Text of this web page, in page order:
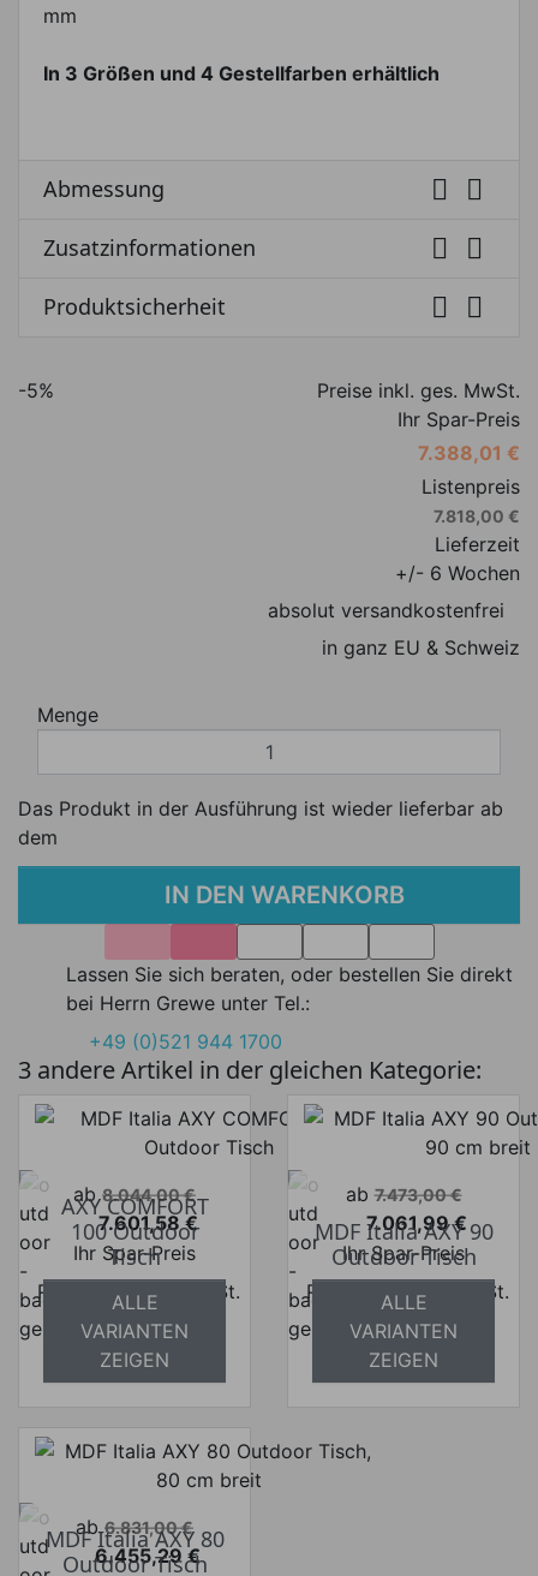
mm
In 3 Größen und 4 Gestellfarben erhältlich
Abmessung  
Zusatzinformationen  
Produktsicherheit  
-5%
Preise inkl. ges. MwSt.
Ihr Spar-Preis
7.388,01 €
Listenpreis
7.818,00 €
Lieferzeit
+/- 6 Wochen
absolut versandkostenfrei
in ganz EU & Schweiz
Menge
Das Produkt in der Ausführung ist wieder lieferbar ab
dem
IN DEN WARENKORB
Lassen Sie sich beraten, oder bestellen Sie direkt
bei Herrn Grewe unter Tel.:
+49 (0)521 944 1700
3 andere Artikel in der gleichen Kategorie:
Verkaufspreis
ab 8.044,00 €
Preis
7.601,58 €
Ihr Spar-Preis
Preise inkl. ges. MwSt.
absolut
versandkostenfrei
AXY COMFORT
100 Outdoor
Tisch
ALLE
VARIANTEN
ZEIGEN
Verkaufspreis
ab 7.473,00 €
Preis
7.061,99 €
Ihr Spar-Preis
Preise inkl. ges. MwSt.
absolut
versandkostenfrei
MDF Italia AXY 90
Outdoor Tisch
ALLE
VARIANTEN
ZEIGEN
Verkaufspreis
ab 6.831,00 €
Preis
6.455,29 €
MDF Italia AXY 80
Outdoor Tisch